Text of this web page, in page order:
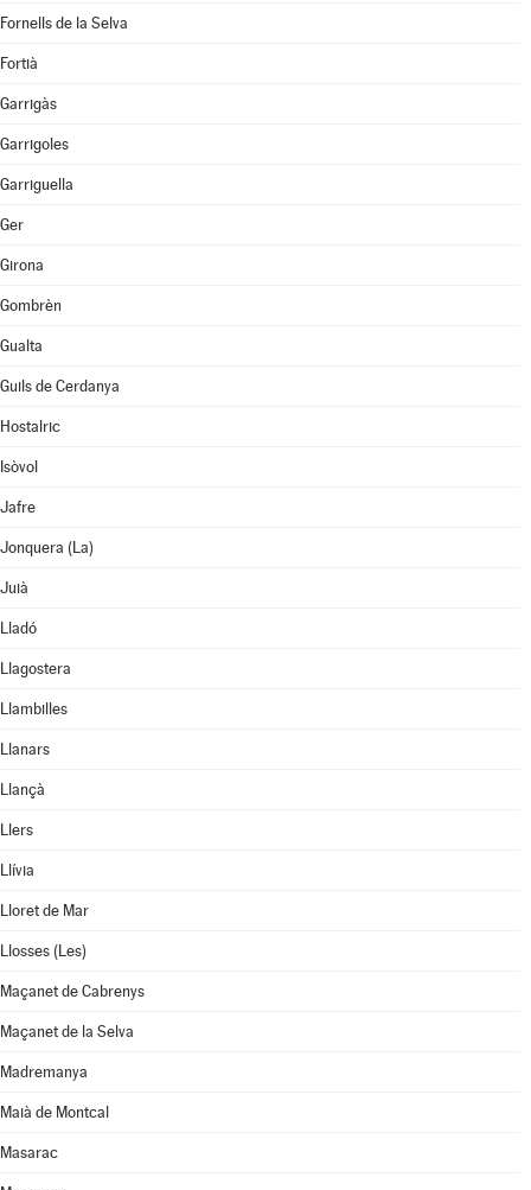
Fornells de la Selva
Fortià
Garrigàs
Garrigoles
Garriguella
Ger
Girona
Gombrèn
Gualta
Guils de Cerdanya
Hostalric
Isòvol
Jafre
Jonquera (La)
Juià
Lladó
Llagostera
Llambilles
Llanars
Llançà
Llers
Llívia
Lloret de Mar
Llosses (Les)
Maçanet de Cabrenys
Maçanet de la Selva
Madremanya
Maià de Montcal
Masarac